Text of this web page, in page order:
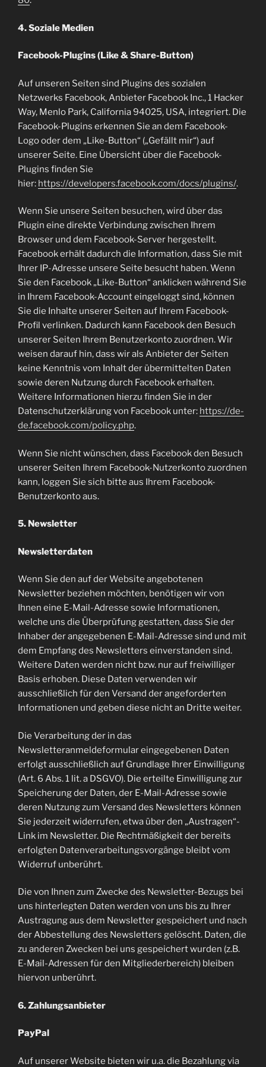
4. Soziale Medien
Facebook-Plugins (Like & Share-Button)
Auf unseren Seiten sind Plugins des sozialen
Netzwerks Facebook, Anbieter Facebook Inc., 1 Hacker
Way, Menlo Park, California 94025, USA, integriert. Die
Facebook-Plugins erkennen Sie an dem Facebook-
Logo oder dem „Like-Button“ („Gefällt mir“) auf
unserer Seite. Eine Übersicht über die Facebook-
Plugins finden Sie
hier: https://developers.facebook.com/docs/plugins/.
Wenn Sie unsere Seiten besuchen, wird über das
Plugin eine direkte Verbindung zwischen Ihrem
Browser und dem Facebook-Server hergestellt.
Facebook erhält dadurch die Information, dass Sie mit
Ihrer IP-Adresse unsere Seite besucht haben. Wenn
Sie den Facebook „Like-Button“ anklicken während Sie
in Ihrem Facebook-Account eingeloggt sind, können
Sie die Inhalte unserer Seiten auf Ihrem Facebook-
Profil verlinken. Dadurch kann Facebook den Besuch
unserer Seiten Ihrem Benutzerkonto zuordnen. Wir
weisen darauf hin, dass wir als Anbieter der Seiten
keine Kenntnis vom Inhalt der übermittelten Daten
sowie deren Nutzung durch Facebook erhalten.
Weitere Informationen hierzu finden Sie in der
Datenschutzerklärung von Facebook unter: https://de-
de.facebook.com/policy.php.
Wenn Sie nicht wünschen, dass Facebook den Besuch
unserer Seiten Ihrem Facebook-Nutzerkonto zuordnen
kann, loggen Sie sich bitte aus Ihrem Facebook-
Benutzerkonto aus.
5. Newsletter
Newsletterdaten
Wenn Sie den auf der Website angebotenen
Newsletter beziehen möchten, benötigen wir von
Ihnen eine E-Mail-Adresse sowie Informationen,
welche uns die Überprüfung gestatten, dass Sie der
Inhaber der angegebenen E-Mail-Adresse sind und mit
dem Empfang des Newsletters einverstanden sind.
Weitere Daten werden nicht bzw. nur auf freiwilliger
Basis erhoben. Diese Daten verwenden wir
ausschließlich für den Versand der angeforderten
Informationen und geben diese nicht an Dritte weiter.
Die Verarbeitung der in das
Newsletteranmeldeformular eingegebenen Daten
erfolgt ausschließlich auf Grundlage Ihrer Einwilligung
(Art. 6 Abs. 1 lit. a DSGVO). Die erteilte Einwilligung zur
Speicherung der Daten, der E-Mail-Adresse sowie
deren Nutzung zum Versand des Newsletters können
Sie jederzeit widerrufen, etwa über den „Austragen“-
Link im Newsletter. Die Rechtmäßigkeit der bereits
erfolgten Datenverarbeitungsvorgänge bleibt vom
Widerruf unberührt.
Die von Ihnen zum Zwecke des Newsletter-Bezugs bei
uns hinterlegten Daten werden von uns bis zu Ihrer
Austragung aus dem Newsletter gespeichert und nach
der Abbestellung des Newsletters gelöscht. Daten, die
zu anderen Zwecken bei uns gespeichert wurden (z.B.
E-Mail-Adressen für den Mitgliederbereich) bleiben
hiervon unberührt.
6. Zahlungsanbieter
PayPal
Auf unserer Website bieten wir u.a. die Bezahlung via